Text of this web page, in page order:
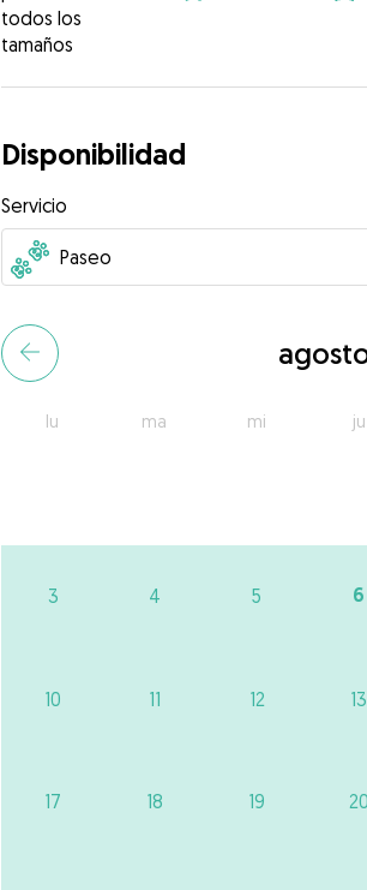
todos los
tamaños
Disponibilidad
Servicio
lu ma mi ju
3 4 5 6
10 11 12 13
17 18 19 20